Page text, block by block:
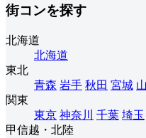
街コンを探す
北海道
北海道
東北
青森 岩手 秋田 宮城
関東
東京 神奈川 千葉 埼玉
甲信越・北陸